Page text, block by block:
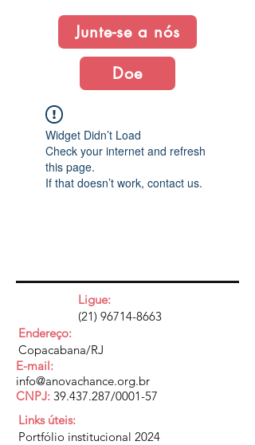
Junte-se a nós
Doe
Widget Didn’t Load
Check your internet and refresh
this page.
If that doesn’t work, contact us.
Ligue:
(21) 96714-8663
Endereço:
Copacabana/RJ
E-mail:
info@anovachance.org.br
CNPJ: 39.437.287/0001-57
Links úteis:
Portfólio institucional 2024